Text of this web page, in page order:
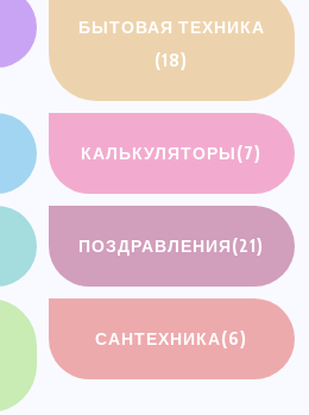
БЫТОВАЯ ТЕХНИКА
(18)
КАЛЬКУЛЯТОРЫ(7)
ПОЗДРАВЛЕНИЯ(21)
САНТЕХНИКА(6)